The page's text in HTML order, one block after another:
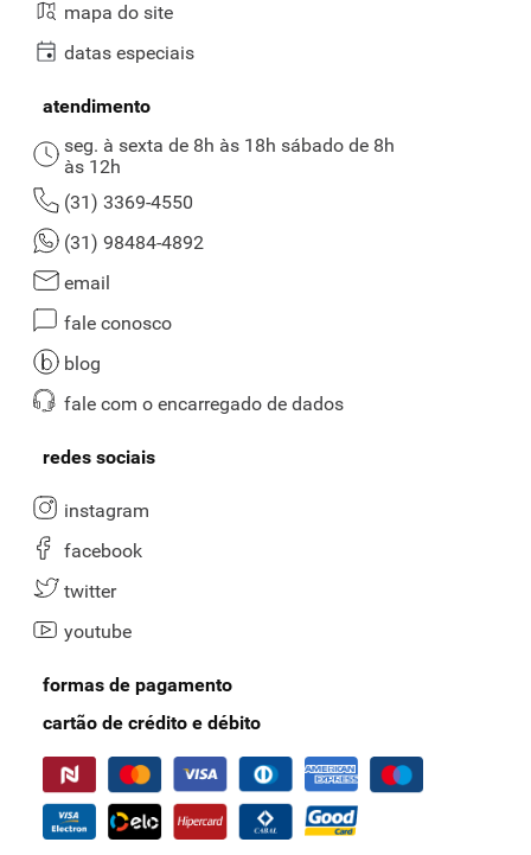
mapa do site
datas especiais
atendimento
seg. à sexta de 8h às 18h sábado de 8h
às 12h
(31) 3369-4550
(31) 98484-4892
email
fale conosco
blog
fale com o encarregado de dados
redes sociais
instagram
facebook
twitter
youtube
formas de pagamento
cartão de crédito e débito